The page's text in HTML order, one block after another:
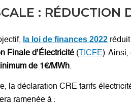
: RÉDUCTION
la loi de finances 2022
Finale d’Électricité (TICFE).
de 1€/MWh.
la déclaration CRE tarifs
ramenée à :